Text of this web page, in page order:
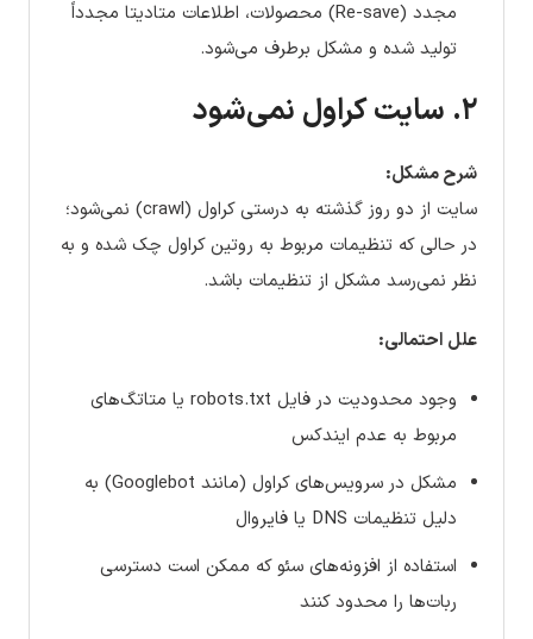
مجدد (Re-save) محصولات، اطلاعات متادیتا مجدداً
تولید شده و مشکل برطرف می‌شود.
۲. سایت کراول نمی‌شود
شرح مشکل:
سایت از دو روز گذشته به درستی کراول (crawl) نمی‌شود؛
در حالی که تنظیمات مربوط به روتین کراول چک شده و به
نظر نمی‌رسد مشکل از تنظیمات باشد.
علل احتمالی:
وجود محدودیت در فایل robots.txt یا متاتگ‌های
مربوط به عدم ایندکس
مشکل در سرویس‌های کراول (مانند Googlebot) به
دلیل تنظیمات DNS یا فایروال
استفاده از افزونه‌های سئو که ممکن است دسترسی
ربات‌ها را محدود کنند